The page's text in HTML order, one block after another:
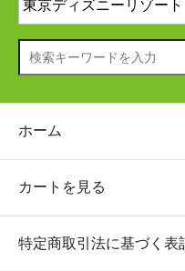
ホーム
カートを見る
特定商取引法に基づく表